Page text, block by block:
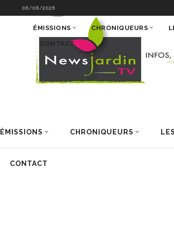
06/08/2026
ÉMISSIONS CHRONIQUEURS
CONTACT
ÉMISSIONS CHRONIQUEURS
CONTACT